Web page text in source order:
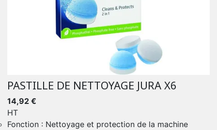
PASTILLE DE NETTOYAGE JURA X6
14,92 €
HT
Fonction : Nettoyage et protection de la machine